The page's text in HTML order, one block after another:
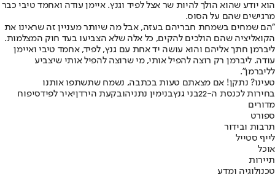
הוא יודע שהוא הולך להיות שר אצל לפיד וגנץ. איימן עודה ואחמד טיבי כבר
מרגישים שהם על הסוס.
"הם שמחים בשמחת חבריהם בעזה, אבל מה שיותר מעניין זה שראינו את
הקואליציה שהם הולכים להקים, כל אלה שלא הצביעו בעד חוק המצלמות.
ליברמן חתך אליהם והוא עושה יד אחת עם גנץ, לפיד, אחמד טיבי ואיימן
עודה. ליברמן רק רוצה להפיל אותי, מי שרוצה להפיל אותי שיצביע
לליברמן".
טעינו? נתקן! אם מצאתם טעות בכתבה, נשמח שתשתפו אותנו
בחירות לכנסת ה-22
בני גנץבנימין נתניהובקעת הירדןיאיר לפידסיפוח
מדורים
ספורט
תרבות ובידור
לייף סטייל
אוכל
תיירות
טכנולוגיה ומדע